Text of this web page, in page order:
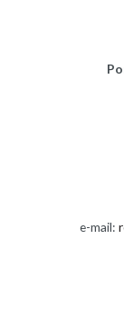
e-mail: